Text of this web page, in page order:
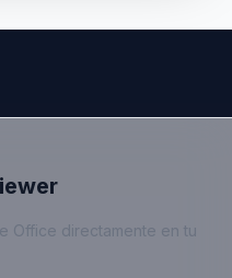
Office directamente en tu